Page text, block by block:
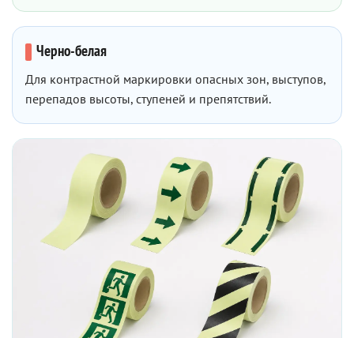
Черно-белая
Для контрастной маркировки опасных зон, выступов,
перепадов высоты, ступеней и препятствий.